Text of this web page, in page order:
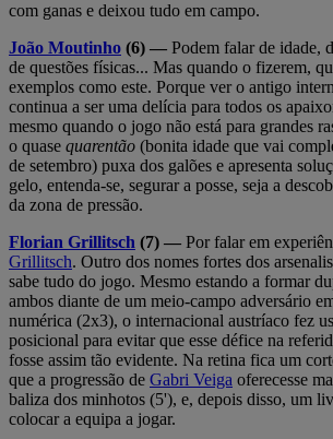
com ganas e deixou tudo em campo.
João Moutinho (6) — Podem falar de idade,
de questões físicas... Mas quando o fizerem,
exemplos como este. Porque ver o antigo
continua a ser uma delícia para todos os
mesmo quando o jogo não está para grandes
o quase quarentão (bonita idade que vai
de setembro) puxa dos galões e apresenta
gelo, entenda-se, segurar a posse, seja a
da zona de pressão.
Florian Grillitsch (7) — Por falar em
Grillitsch. Outro dos nomes fortes dos
sabe tudo do jogo. Mesmo estando a formar
ambos diante de um meio-campo adversário
numérica (2x3), o internacional austríaco fez
posicional para evitar que esse défice na
fosse assim tão evidente. Na retina fica um
que a progressão de Gabri Veiga oferecesse
baliza dos minhotos (5'), e, depois disso, um
colocar a equipa a jogar.